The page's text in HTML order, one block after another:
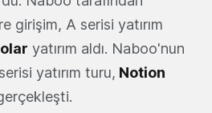
girişim, A serisi yatırım
yatırım aldı. Naboo'nun
yatırım turu, Notion